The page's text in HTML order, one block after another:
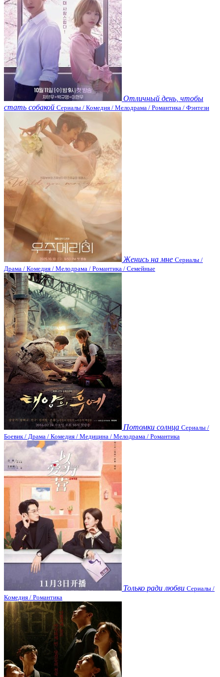
Отличный день, чтобы
стать собакой Сериалы / Комедия / Мелодрама / Романтика / Фэнтези
Женись на мне Сериалы /
Драма / Комедия / Мелодрама / Романтика / Семейные
Потомки солнца Сериалы /
Боевик / Драма / Комедия / Медицина / Мелодрама / Романтика
Только ради любви Сериалы /
Комедия / Романтика